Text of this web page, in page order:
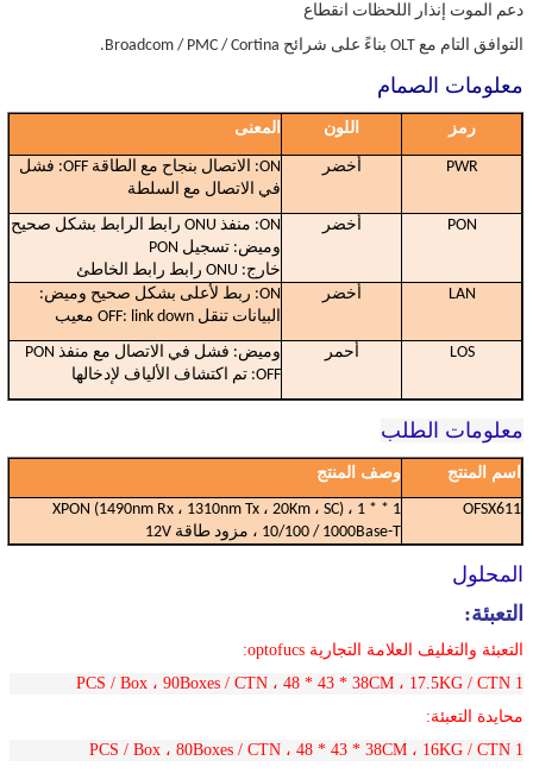
دعم الموت إنذار اللحظات انقطاع
التوافق التام مع OLT بناءً على شرائح Broadcom / PMC / Cortina.
معلومات الصمام
رمز اللون المعنى
PWR أخضر
ON: الاتصال بنجاح مع الطاقة OFF: فشل
في الاتصال مع السلطة
PON
أخضر
ON: منفذ ONU رابط الرابط بشكل صحيح
وميض: تسجيل PON
خارج: ONU رابط رابط الخاطئ
LAN
أخضر
ON: ربط لأعلى بشكل صحيح وميض:
البيانات تنقل OFF: link down معيب
LOS
أحمر
وميض: فشل في الاتصال مع منفذ PON
OFF: تم اكتشاف الألياف لإدخالها
معلومات الطلب
اسم المنتج وصف المنتج
OFSX611
1 * XPON (1490nm Rx ، 1310nm Tx ، 20Km ، SC) ، 1 *
10/100 / 1000Base-T ، مزود طاقة 12V
المحلول
التعبئة:
التعبئة والتغليف العلامة التجارية optofucs:
1 PCS / Box ، 90Boxes / CTN ، 48 * 43 * 38CM ، 17.5KG / CTN
محايدة التعبئة:
1 PCS / Box ، 80Boxes / CTN ، 48 * 43 * 38CM ، 16KG / CTN